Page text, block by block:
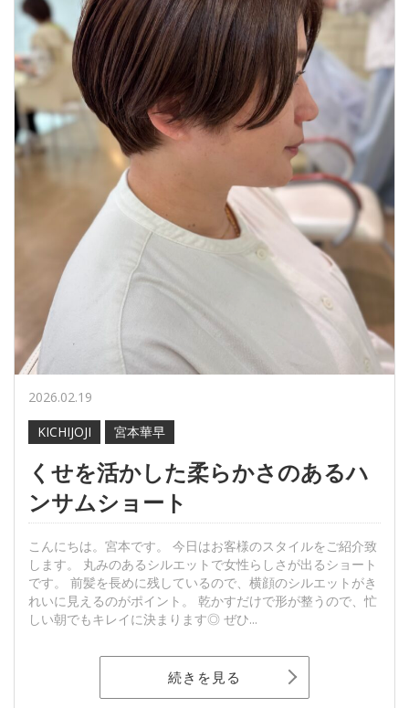
2026.02.19
KICHIJOJI
宮本華早
くせを活かした柔らかさのあるハ
ンサムショート
こんにちは。宮本です。 今日はお客様のスタイルをご紹介致
します。 丸みのあるシルエットで女性らしさが出るショート
です。 前髪を長めに残しているので、横顔のシルエットがき
れいに見えるのがポイント。 乾かすだけで形が整うので、忙
しい朝でもキレイに決まります◎ ぜひ...
続きを見る